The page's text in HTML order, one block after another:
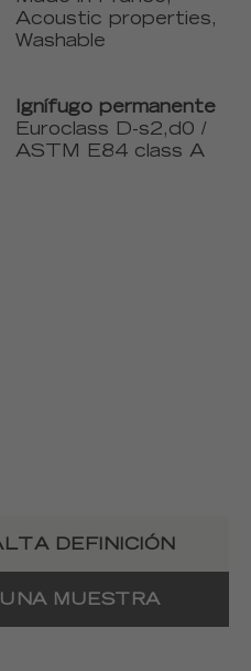
Acoustic properties,
Washable
Ignífugo permanente
Euroclass D-s2,d0 /
ASTM E84 class A
DEFINICIÓN
MUESTRA